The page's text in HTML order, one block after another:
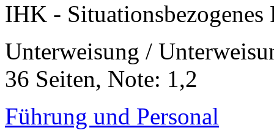
IHK - Situationsbezogenes
Unterweisung /
36 Seiten, Note: 1,2
Führung und Personal